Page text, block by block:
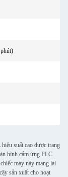
suất cao được trang
hình cảm ứng PLC
máy này mang lại
sản xuất cho hoạt